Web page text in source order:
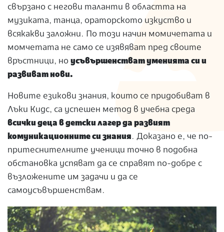
свързано с негови таланти в областта на
музиката, танца, ораторското изкуство и
всякакви заложни. По този начин момичетата и
момчетата не само се изявяват пред своите
връстници, но усъвършенстват уменията си и
развиват нови.
Новите езикови знания, които се придобиват в
Лъки Кидс, са успешен метод в учебна среда
всички деца в детски лагерда развият
комуникационните си знания. Доказано е, че по-
притеснителните ученици точно в подобна
обстановка успяват да се справят по-добре с
възложените им задачи и да се
самоусъвършенствам.